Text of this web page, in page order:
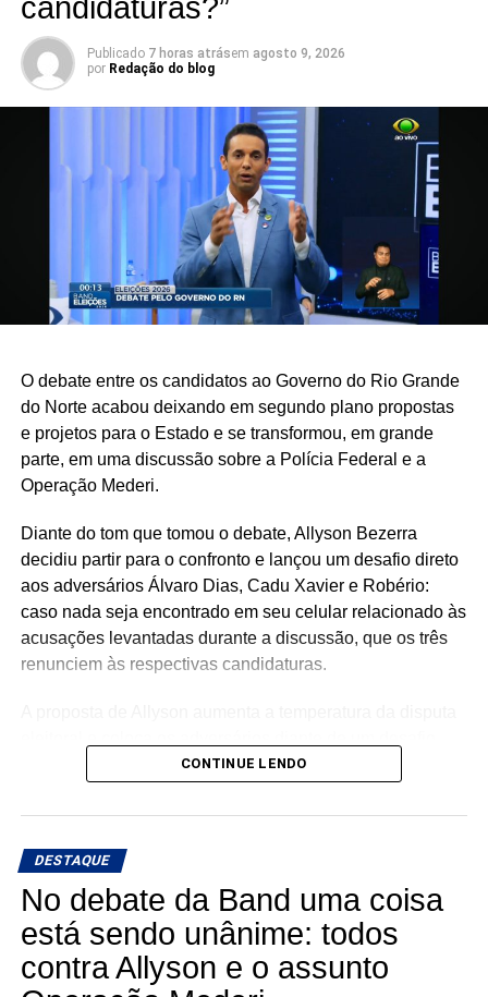
candidato durante o debate.
candidaturas?”
Publicado 7 horas atrásem agosto 9, 2026
por Redação do blog
O debate entre os candidatos ao Governo do Rio Grande
do Norte acabou deixando em segundo plano propostas
e projetos para o Estado e se transformou, em grande
parte, em uma discussão sobre a Polícia Federal e a
Operação Mederi.
Diante do tom que tomou o debate, Allyson Bezerra
decidiu partir para o confronto e lançou um desafio direto
aos adversários Álvaro Dias, Cadu Xavier e Robério:
caso nada seja encontrado em seu celular relacionado às
acusações levantadas durante a discussão, que os três
renunciem às respectivas candidaturas.
político de grande repercussão.
Na avaliação do candidato, se as acusações e suspeitas
qualquer elemento encontrado em seu aparelho celular,
não haveria razão para que seus adversários
continuassem sustentando o assunto como principal
argumento político contra sua candidatura.
O episódio promete repercutir nos próximos dias e pode
CONTINUE LENDO
DESTAQUE
No debate da Band uma coisa
está sendo unânime: todos
contra Allyson e o assunto